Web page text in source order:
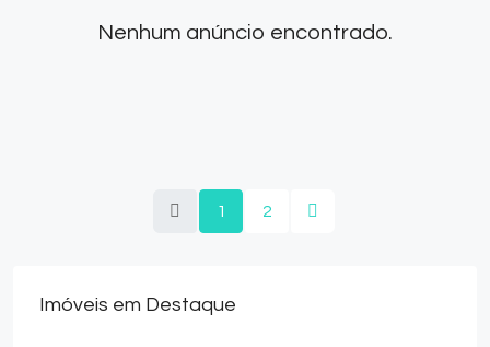
Nenhum anúncio encontrado.
1 2
Imóveis em Destaque